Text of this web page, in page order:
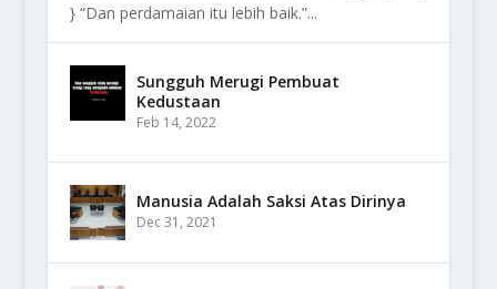
} “Dan perdamaian itu lebih baik.”...
Sungguh Merugi Pembuat
Kedustaan
Feb 14, 2022
Manusia Adalah Saksi Atas Dirinya
Dec 31, 2021